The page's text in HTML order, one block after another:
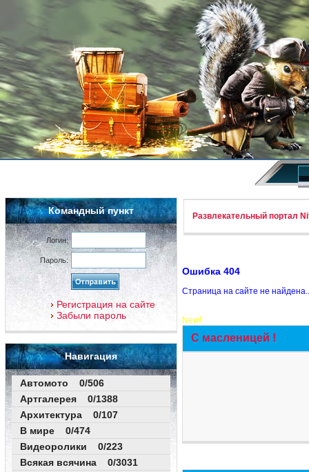
Командный пункт
Логин:
Пароль:
Регистрация на сайте
Забыли пароль
Навигация
Автомото 0/506
Артгалерея 0/1388
Архитектура 0/107
В мире 0/474
Видеоролики 0/223
Всякая всячина 0/3031
Развлекательный портал
Ошибка 404
Страница на сайте не
New!
С масленицей !